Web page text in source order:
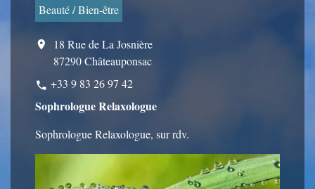
Beauté / Bien-être
location_on
18 Rue de La Josnière
87290 Châteauponsac
phone +33 9 83 26 97 42
Sophrologue Relaxologue
Sophrologue Relaxologue, sur rdv.